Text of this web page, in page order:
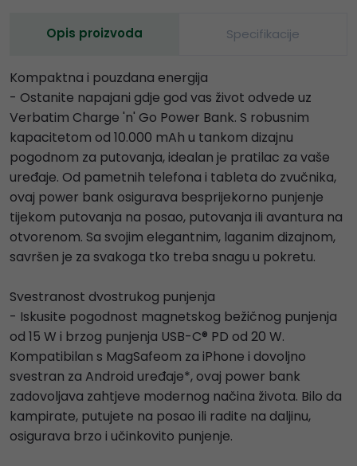
Opis proizvoda Specifikacije
Kompaktna i pouzdana energija
- Ostanite napajani gdje god vas život odvede uz
Verbatim Charge 'n' Go Power Bank. S robusnim
kapacitetom od 10.000 mAh u tankom dizajnu
pogodnom za putovanja, idealan je pratilac za vaše
uređaje. Od pametnih telefona i tableta do zvučnika,
ovaj power bank osigurava besprijekorno punjenje
tijekom putovanja na posao, putovanja ili avantura na
otvorenom. Sa svojim elegantnim, laganim dizajnom,
savršen je za svakoga tko treba snagu u pokretu.
Svestranost dvostrukog punjenja
- Iskusite pogodnost magnetskog bežičnog punjenja
od 15 W i brzog punjenja USB-C® PD od 20 W.
Kompatibilan s MagSafeom za iPhone i dovoljno
svestran za Android uređaje*, ovaj power bank
zadovoljava zahtjeve modernog načina života. Bilo da
kampirate, putujete na posao ili radite na daljinu,
osigurava brzo i učinkovito punjenje.